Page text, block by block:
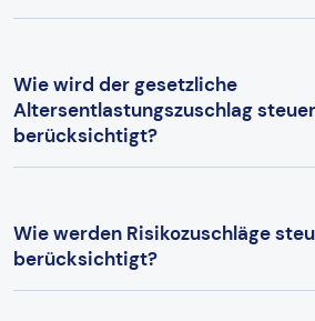
Wie wird der gesetzliche
Altersentlastungszuschlag
berücksichtigt?
Wie werden Risikozuschläge
berücksichtigt?